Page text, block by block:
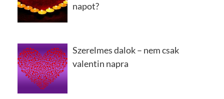
napot?
Szerelmes dalok – nem csak
valentin napra